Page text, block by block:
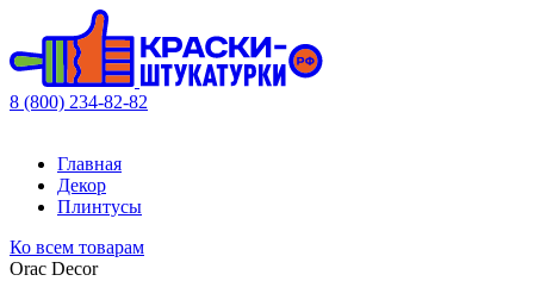
8 (800) 234-82-82
Главная
Декор
Плинтусы
Ко всем товарам
Orac Decor